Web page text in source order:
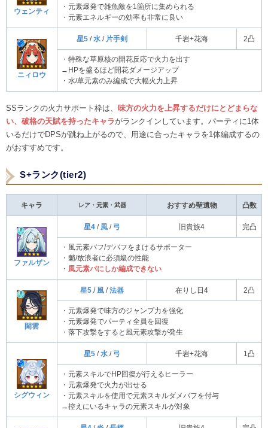
ウェンティ
・元素爆発で雑魚敵を1箇所に集められる
・元素エネルギーの効率も非常に良い
ニィロウ
星5 /水 / 片手剣 千岩+花海 2凸
・特殊な草原核の開花反応で火力を出す
→HPを盛るほど開花ダメージアップ
・水/草元素のみ編成で大幅火力上昇
SSランクの火力サポート枠は、 味方の火力を上昇するだけにとどまらな
い、破格の天賦を持ったキャラがランクインしています。パーティに1体
いるだけでDPSが跳ね上がるので、用途に合ったキャラを1体編成するの
がおすすめです。
S+ランク(tier2)
キャラ レア・元素・武器 おすすめ聖遺物 凸数
ファルザン
星4 / 風 / 弓 旧貴族4 完凸
・風元素バフ/デバフをまけるサポーター
・魈/放浪者に必須級の性能
・ 風元素パにしか編成できない
閑雲
星5 / 風 /法器 在りし日4 2凸
・元素爆発で味方のジャンプ力を強化
・元素爆発でパーティ全員を回復
・落下攻撃をすると風元素攻撃が発生
シグウィン
星5 /水 / 弓 千岩+花海 1凸
・元素スキルでHP回復が行えるヒーラー
・元素爆発で火力が出せる
・元素スキルを使用で元素スキルダメバフを付与
→控えにいるキャラの元素スキルが対象